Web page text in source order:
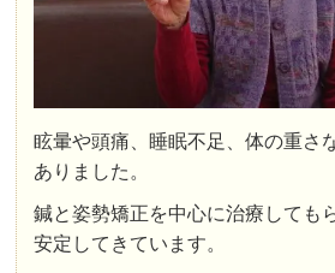
眩暈や頭痛、睡眠不足、体の重さ
ありました。
鍼と姿勢矯正を中心に治療しても
安定してきています。